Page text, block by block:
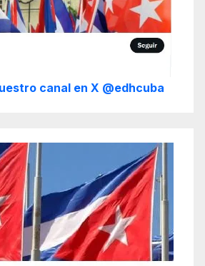
canal en X @edhcuba